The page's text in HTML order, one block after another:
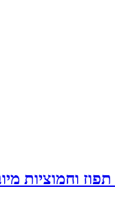
וחמוציות